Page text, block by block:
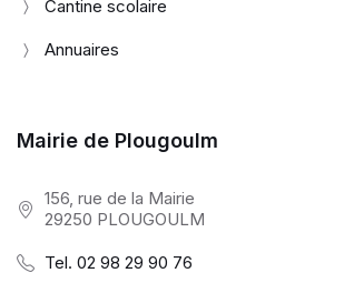
Cantine scolaire
Annuaires
Mairie de Plougoulm
156, rue de la Mairie
29250 PLOUGOULM
Tel. 02 98 29 90 76